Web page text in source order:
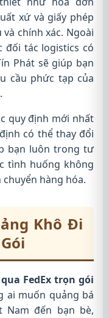
xứ và giấy phép
chính xác. Ngoài
đối tác logistics có
Phát sẽ giúp bạn
cầu phức tạp của
quy định mới nhất
có thể thay đổi
bạn luôn trong tư
tình huống không
hàng hóa.
Khô Đi
FedEx trọn gói
ai muốn quảng bá
Nam đến bạn bè,